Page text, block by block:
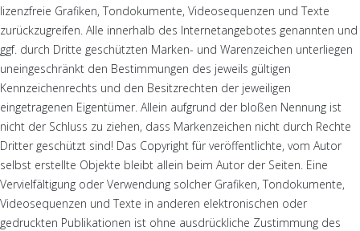
lizenzfreie Grafiken, Tondokumente, Videosequenzen und Texte
zurückzugreifen. Alle innerhalb des Internetangebotes genannten und
ggf. durch Dritte geschützten Marken- und Warenzeichen unterliegen
uneingeschränkt den Bestimmungen des jeweils gültigen
Kennzeichenrechts und den Besitzrechten der jeweiligen
eingetragenen Eigentümer. Allein aufgrund der bloßen Nennung ist
nicht der Schluss zu ziehen, dass Markenzeichen nicht durch Rechte
Dritter geschützt sind! Das Copyright für veröffentlichte, vom Autor
selbst erstellte Objekte bleibt allein beim Autor der Seiten. Eine
Vervielfältigung oder Verwendung solcher Grafiken, Tondokumente,
Videosequenzen und Texte in anderen elektronischen oder
gedruckten Publikationen ist ohne ausdrückliche Zustimmung des